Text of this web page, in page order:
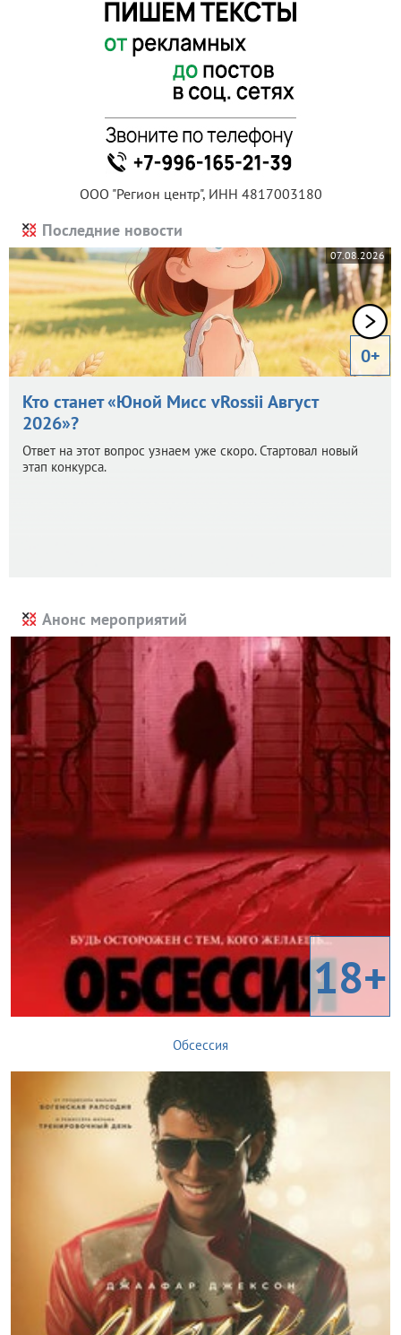
ООО "Регион центр", ИНН 4817003180
Последние новости
07.08.2026
0+
Кто станет «Юной Мисс vRossii Август
2026»?
Ответ на этот вопрос узнаем уже скоро. Стартовал новый
этап конкурса.
Анонс мероприятий
18+
Обсессия